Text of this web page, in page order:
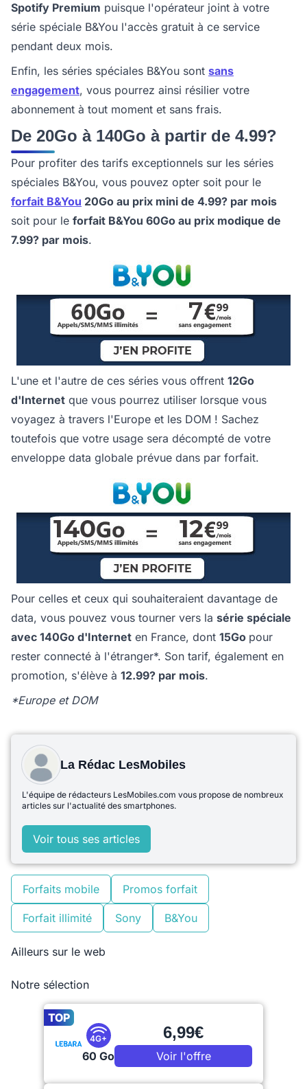
Spotify Premium puisque l'opérateur joint à votre
série spéciale B&You l'accès gratuit à ce service
pendant deux mois.
Enfin, les séries spéciales B&You sont sans
engagement, vous pourrez ainsi résilier votre
abonnement à tout moment et sans frais.
De 20Go à 140Go à partir de 4.99?
Pour profiter des tarifs exceptionnels sur les séries
spéciales B&You, vous pouvez opter soit pour le
forfait B&You 20Go au prix mini de 4.99? par mois
soit pour le forfait B&You 60Go au prix modique de
7.99? par mois.
L'une et l'autre de ces séries vous offrent 12Go
d'Internet que vous pourrez utiliser lorsque vous
voyagez à travers l'Europe et les DOM ! Sachez
toutefois que votre usage sera décompté de votre
enveloppe data globale prévue dans par forfait.
Pour celles et ceux qui souhaiteraient davantage de
data, vous pouvez vous tourner vers la série spéciale
avec 140Go d'Internet en France, dont 15Go pour
rester connecté à l'étranger*. Son tarif, également en
promotion, s'élève à 12.99? par mois.
*Europe et DOM
La Rédac LesMobiles
L'équipe de rédacteurs LesMobiles.com vous propose de nombreux
articles sur l'actualité des smartphones.
Voir tous ses articles
Forfaits mobile Promos forfait
Forfait illimité Sony B&You
Ailleurs sur le web
Notre sélection
TOP
4G+
60 Go
6,99€
Voir l'offre